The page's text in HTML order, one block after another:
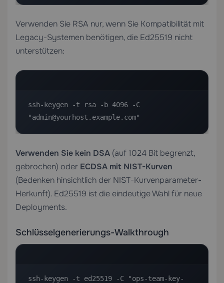
Verwenden Sie RSA nur, wenn Sie Kompatibilität mit
Legacy-Systemen benötigen, die Ed25519 nicht
unterstützen:
ssh-keygen -t rsa -b 4096 -C
"admin@yourhost.example.com"
Verwenden Sie kein DSA (auf 1024 Bit begrenzt,
gebrochen) oder ECDSA mit NIST-Kurven
(Bedenken hinsichtlich der NIST-Kurvenparameter-
Herkunft). Ed25519 ist die eindeutige Wahl für neue
Deployments.
Schlüsselgenerierungs-Walkthrough
ssh-keygen -t ed25519 -C "ops-team-key-